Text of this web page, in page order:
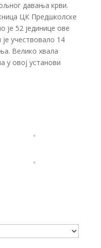
давања крви.
ЦК Предшколске
је 52 јединице ове
учествовало 14
Велико хвала
у овој установи